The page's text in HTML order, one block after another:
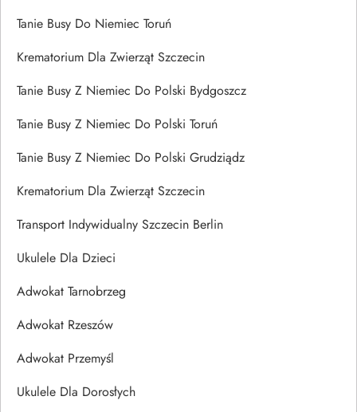
Tanie Busy Do Niemiec Toruń
Krematorium Dla Zwierząt Szczecin
Tanie Busy Z Niemiec Do Polski Bydgoszcz
Tanie Busy Z Niemiec Do Polski Toruń
Tanie Busy Z Niemiec Do Polski Grudziądz
Krematorium Dla Zwierząt Szczecin
Transport Indywidualny Szczecin Berlin
Ukulele Dla Dzieci
Adwokat Tarnobrzeg
Adwokat Rzeszów
Adwokat Przemyśl
Ukulele Dla Dorosłych